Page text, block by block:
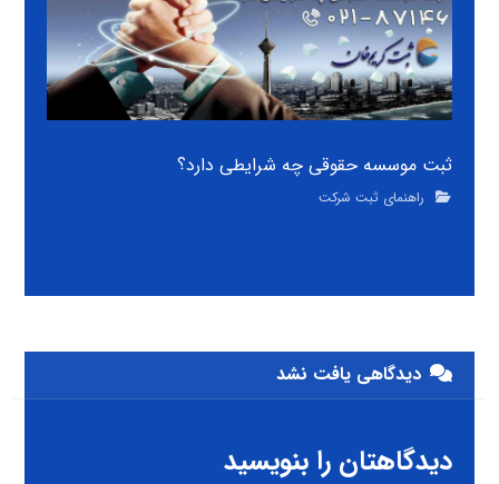
ثبت موسسه حقوقی چه شرایطی دارد؟
راهنمای ثبت شرکت
دیدگاهی یافت نشد
دیدگاهتان را بنویسید